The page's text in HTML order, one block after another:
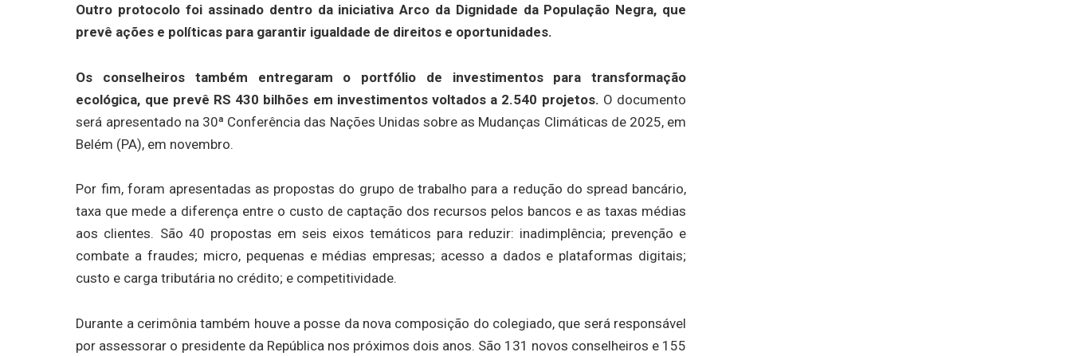
Outro protocolo foi assinado dentro da iniciativa Arco da Dignidade da População Negra, que
prevê ações e políticas para garantir igualdade de direitos e oportunidades.
Os conselheiros também entregaram o portfólio de investimentos para transformação
ecológica, que prevê RS 430 bilhões em investimentos voltados a 2.540 projetos. O documento
será apresentado na 30ª Conferência das Nações Unidas sobre as Mudanças Climáticas de 2025, em
Belém (PA), em novembro.
Por fim, foram apresentadas as propostas do grupo de trabalho para a redução do spread bancário,
taxa que mede a diferença entre o custo de captação dos recursos pelos bancos e as taxas médias
aos clientes. São 40 propostas em seis eixos temáticos para reduzir: inadimplência; prevenção e
combate a fraudes; micro, pequenas e médias empresas; acesso a dados e plataformas digitais;
custo e carga tributária no crédito; e competitividade.
Durante a cerimônia também houve a posse da nova composição do colegiado, que será responsável
por assessorar o presidente da República nos próximos dois anos. São 131 novos conselheiros e 155